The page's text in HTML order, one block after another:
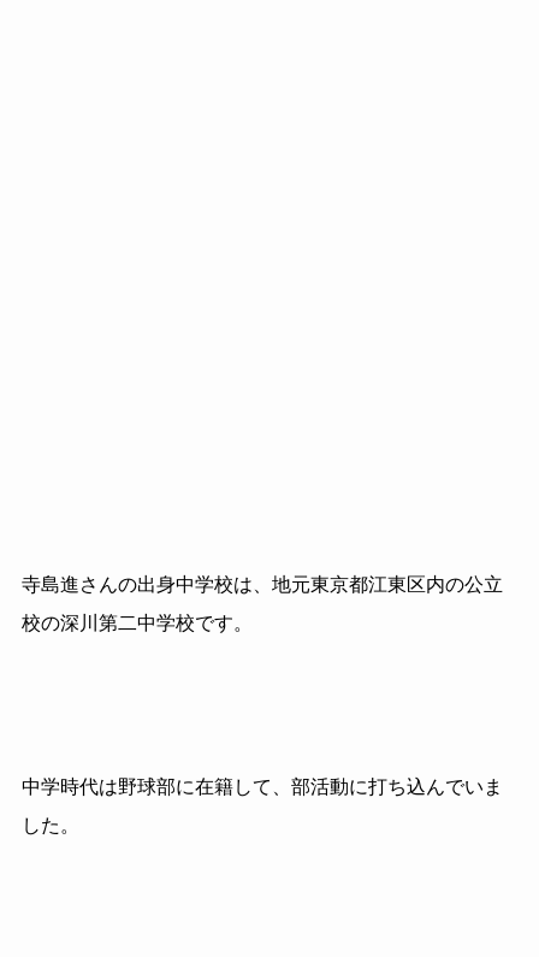
寺島進さんの出身中学校は、地元東京都江東区内の公立
校の深川第二中学校です。
中学時代は野球部に在籍して、部活動に打ち込んでいま
した。